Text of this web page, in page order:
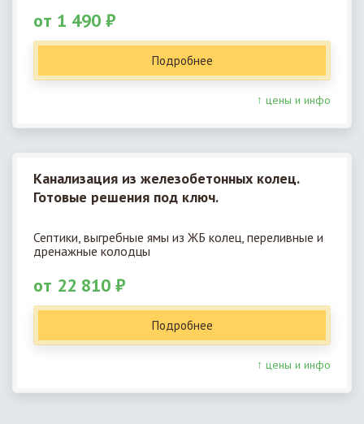
от 1 490 ₽
Подробнее
↑ цены и инфо
Канализация из железобетонных колец.
Готовые решения под ключ.
Септики, выгребные ямы из ЖБ колец, переливные и
дренажные колодцы
от 22 810 ₽
Подробнее
↑ цены и инфо